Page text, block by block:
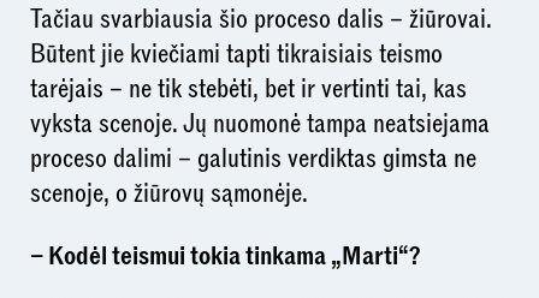
Tačiau svarbiausia šio proceso dalis – žiūrovai.
Būtent jie kviečiami tapti tikraisiais teismo
tarėjais – ne tik stebėti, bet ir vertinti tai, kas
vyksta scenoje. Jų nuomonė tampa neatsiejama
proceso dalimi – galutinis verdiktas gimsta ne
scenoje, o žiūrovų sąmonėje.
– Kodėl teismui tokia tinkama „Marti“?